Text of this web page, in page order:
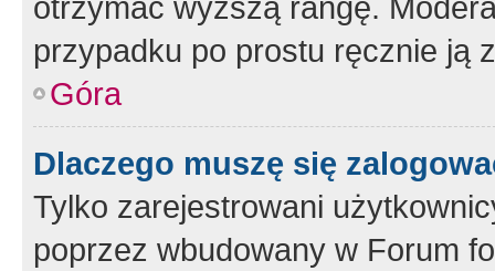
przypadku po prostu ręcznie ją
Góra
Dlaczego muszę się
Tylko zarejestrowani
poprzez wbudowany w Forum